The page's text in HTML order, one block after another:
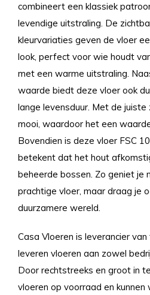
combineert een klassiek
levendige uitstraling. De
kleurvariaties geven de vloer
look, perfect voor wie houdt
met een warme uitstraling.
waarde biedt deze vloer ook
lange levensduur. Met de
mooi, waardoor het een
Bovendien is deze vloer FSC
betekent dat het hout
beheerde bossen. Zo geniet je
prachtige vloer, maar draag je
duurzamere wereld.
Casa Vloeren is leverancier
leveren vloeren aan zowel
Door rechtstreeks en groot in
vloeren op voorraad en